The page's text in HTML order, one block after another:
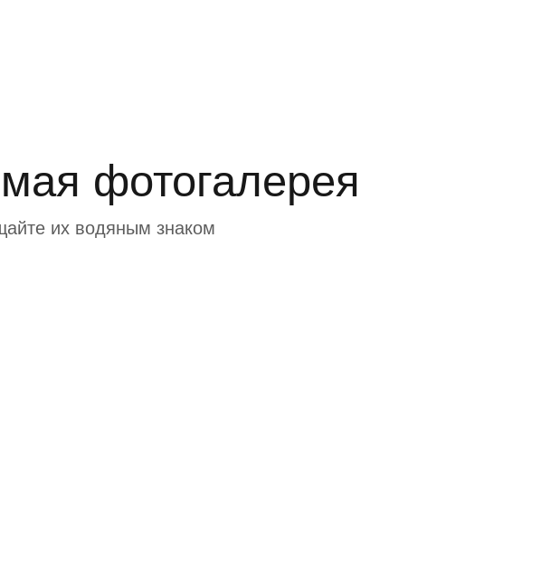
фотогалерея
их водяным знаком